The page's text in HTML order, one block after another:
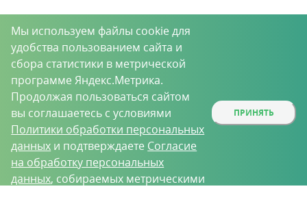
Мы используем файлы cookie для
удобства пользованием сайта и
сбора статистики в метрической
программе Яндекс.Метрика.
Продолжая пользоваться сайтом
вы соглашаетесь с условиями
Политики обработки персональных
данных и подтверждаете Согласие
на обработку персональных
данных, собираемых метрическими
ПРИНЯТЬ